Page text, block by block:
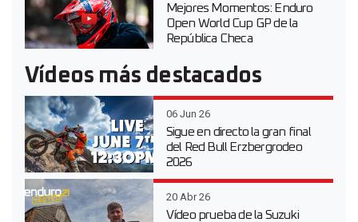
Mejores Momentos: Enduro
Open World Cup GP de la
República Checa
Vídeos más destacados
06 Jun 26
Sigue en directo la gran final
del Red Bull Erzbergrodeo
2026
20 Abr 26
Vídeo prueba de la Suzuki